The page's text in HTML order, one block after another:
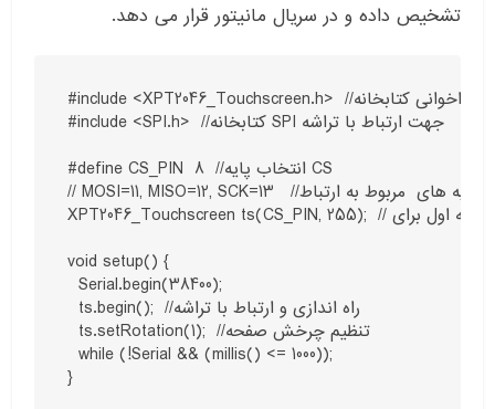
تشخیص داده و در سریال مانیتور قرار می دهد.
#include <XPT2046_Touchscreen.h>  //فراخوانی کتابخانه
#include <SPI.h>  //کتابخانه SPI جهت ارتباط با تراشه
#define CS_PIN  8  //انتخاب پایه CS
// MOSI=11, MISO=12, SCK=13   //پایه های  مربوط به ارتباط SPI در برد آردوینو UNO
XPT2046_Touchscreen ts(CS_PIN, 255);  // پایه اول برای CS، پایه دوم برای وقفه  که ۲۵۵ انتخاب شده و هیچ پایه ای برای وقفه در نظر گرفته نشده
void setup() {
  Serial.begin(38400);
  ts.begin();  //راه اندازی و ارتباط با تراشه
  ts.setRotation(1);  //تنظیم چرخش صفحه
  while (!Serial && (millis() <= 1000));
}